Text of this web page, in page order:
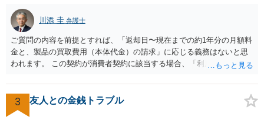
川添 圭 弁護士
ご質問の内容を前提とすれば、「返却日〜現在までの約1年分の月額料
金と、製品の買取費用（本体代金）の請求」に応じる義務はないと思
われます。 この契約が消費者契約に該当する場合、「利用料金の未納
も不当条項として無効になると解されます（消費者契約法10条）。消
費者契約に該当しない場合でも、ご質問の記載を前提とすればそのよ
うな条項は存在しないので請求自体が不当ということになります。 メ
3 友人との金銭トラブル